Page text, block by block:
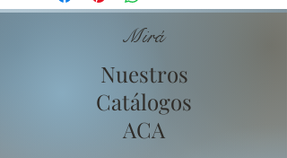
Mirá
Nuestros
Catálogos
ACA